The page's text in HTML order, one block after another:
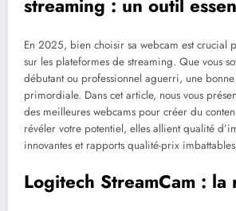
streaming : un outil
En 2025, bien choisir sa webcam est crucial
sur les plateformes de streaming. Que vous
débutant ou professionnel aguerri, une
primordiale. Dans cet article, nous vous
des meilleures webcams pour créer du
révéler votre potentiel, elles allient qualité
innovantes et rapports qualité-prix
Logitech StreamCam : la